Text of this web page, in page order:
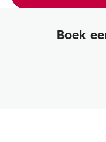
Boek